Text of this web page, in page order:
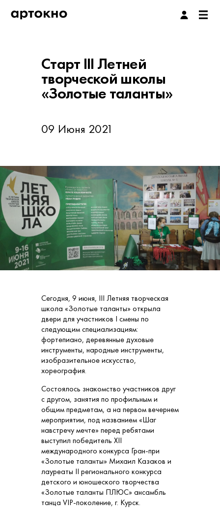
Старт III Летней
творческой школы
«Золотые таланты»
09 Июня 2021
Сегодня, 9 июня, III Летняя творческая
школа «Золотые таланты» открыла
двери для участников I смены по
следующим специализациям:
фортепиано, деревянные духовые
инструменты, народные инструменты,
изобразительное искусство,
хореография.
Состоялось знакомство участников друг
с другом, занятия по профильным и
общим предметам, а на первом вечернем
мероприятии, под названием «Шаг
навстречу мечте» перед ребятами
выступил победитель XII
международного конкурса Гран-при
«Золотые таланты» Михаил Казаков и
лауреаты II регионального конкурса
детского и юношеского творчества
«Золотые таланты ПЛЮС» ансамбль
танца VIP-поколение, г. Курск.